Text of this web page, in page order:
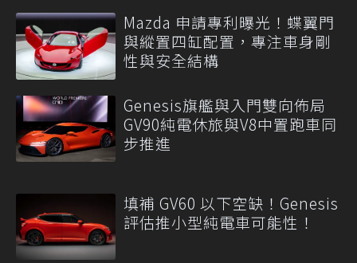
Mazda 申請專利曝光！蝶翼門
與縱置四缸配置，專注車身剛
性與安全結構
Genesis旗艦與入門雙向佈局
GV90純電休旅與V8中置跑車同
步推進
填補 GV60 以下空缺！Genesis
評估推小型純電車可能性！